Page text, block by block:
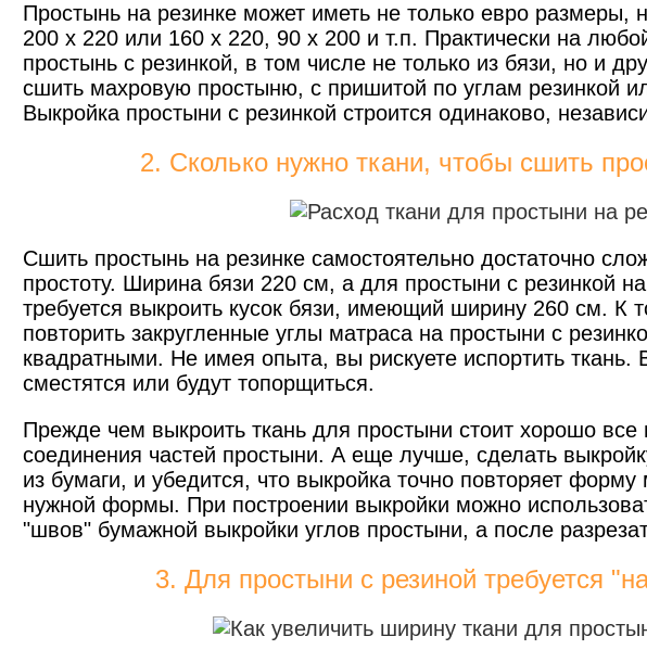
Простынь на резинке может иметь не только евро размеры,
200 х 220 или 160 х 220, 90 х 200 и т.п. Практически на
простынь с резинкой, в том числе не только из бязи, но и
сшить махровую простыню, с пришитой по углам резинкой
Выкройка простыни с резинкой строится одинаково,
2. Сколько нужно ткани, чтобы сшить
Сшить простынь на резинке самостоятельно достаточно
простоту. Ширина бязи 220 см, а для простыни с резинкой
требуется выкроить кусок бязи, имеющий ширину 260 см. К
повторить закругленные углы матраса на простыни с
квадратными. Не имея опыта, вы рискуете испортить
сместятся или будут топорщиться.
Прежде чем выкроить ткань для простыни стоит хорошо все
соединения частей простыни. А еще лучше, сделать
из бумаги, и убедится, что выкройка точно повторяет
нужной формы. При построении выкройки можно
"швов" бумажной выкройки углов простыни, а после
3. Для простыни с резиной требуется